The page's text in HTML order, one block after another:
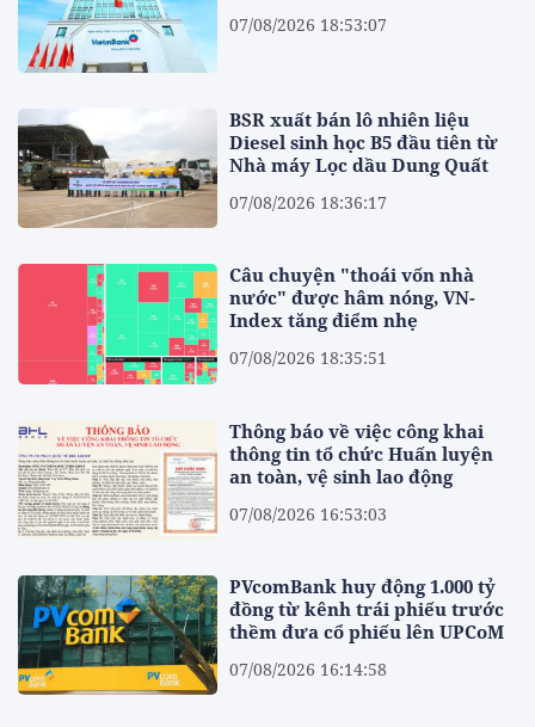
07/08/2026 18:53:07
BSR xuất bán lô nhiên liệu
Diesel sinh học B5 đầu tiên từ
Nhà máy Lọc dầu Dung Quất
07/08/2026 18:36:17
Câu chuyện "thoái vốn nhà
nước" được hâm nóng, VN-
Index tăng điểm nhẹ
07/08/2026 18:35:51
Thông báo về việc công khai
thông tin tổ chức Huấn luyện
an toàn, vệ sinh lao động
07/08/2026 16:53:03
PVcomBank huy động 1.000 tỷ
đồng từ kênh trái phiếu trước
thềm đưa cổ phiếu lên UPCoM
07/08/2026 16:14:58